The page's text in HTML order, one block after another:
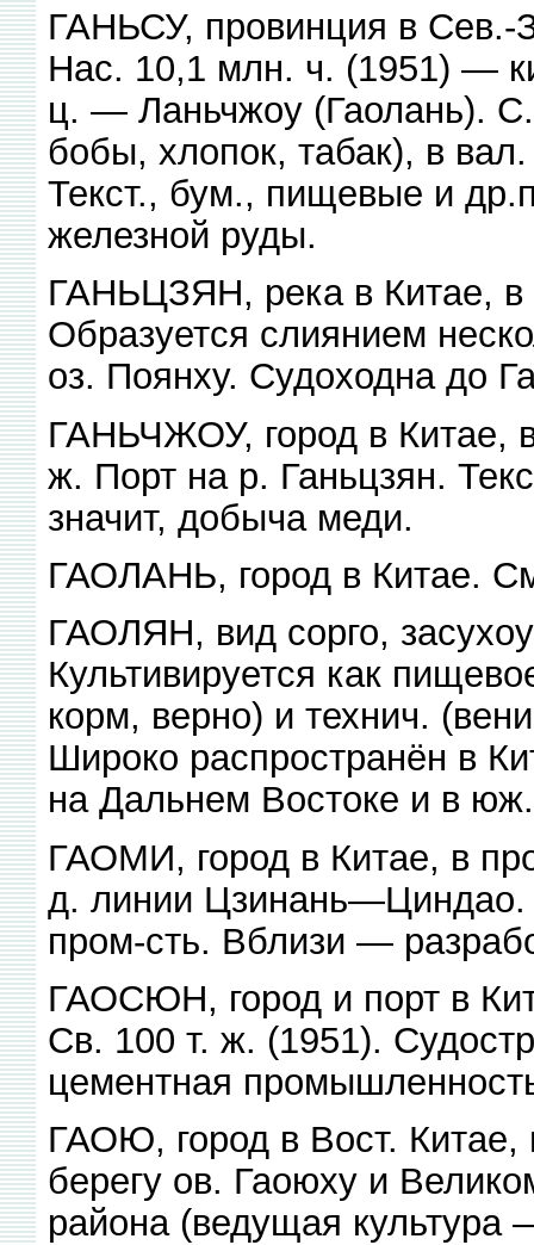
ГАНЬСУ, провинция в Сев.-
Нас. 10,1 млн. ч. (1951) —
ц. — Ланьчжоу (Гаолань).
бобы, хлопок, табак), в
Текст., бум., пищевые и
железной руды.
ГАНЬЦЗЯН, река в Китае, в
Образуется слиянием
оз. Поянху. Судоходна до
ГАНЬЧЖОУ, город в Китае,
ж. Порт на р. Ганьцзян.
значит, добыча меди.
ГАОЛАНЬ, город в Китае.
ГАОЛЯН, вид сорго,
Культивируется как
корм, верно) и технич.
Широко распространён в
на Дальнем Востоке и в
ГАОМИ, город в Китае, в
д. линии
пром-сть. Вблизи —
ГАОСЮН, город и порт в
Св. 100 т. ж. (1951).
цементная
ГАОЮ, город в Вост. Китае,
берегу ов. Гаоюху и
района (ведущая культура